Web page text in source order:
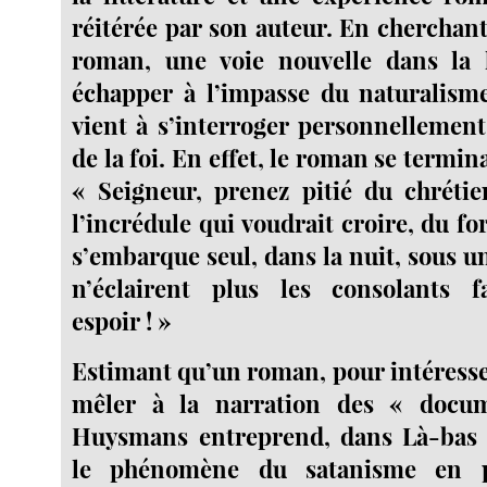
réitérée par son auteur. En
roman, une voie nouvelle dans
échapper à l’impasse du
vient à s’interroger
de la foi. En effet, le roman se
« Seigneur, prenez pitié du
l’incrédule qui voudrait croire, du
s’embarque seul, dans la nuit, sous
n’éclairent plus les consolants
espoir ! »
Estimant qu’un roman, pour
mêler à la narration des «
Huysmans entreprend, dans Là-bas
le phénomène du satanisme en